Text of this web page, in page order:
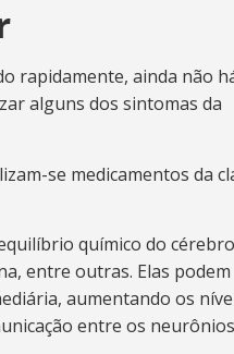
rapidamente, ainda não
alguns dos sintomas da
se medicamentos da
químico do
entre outras. Elas podem
aumentando os
entre os